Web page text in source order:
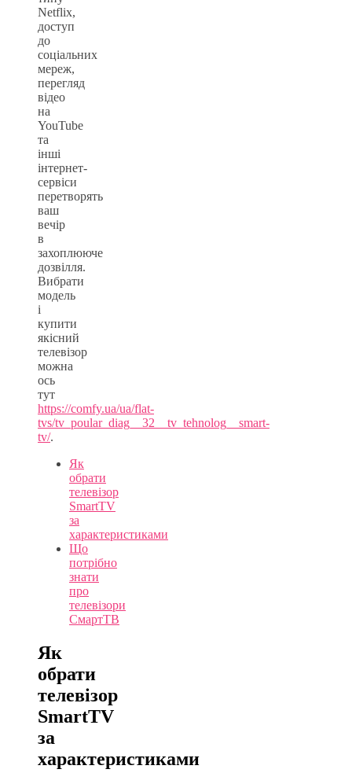
Netflix,
доступ
до
соціальних
мереж,
перегляд
відео
на
YouTube
та
інші
інтернет-
сервіси
перетворять
ваш
вечір
в
захоплююче
дозвілля.
Вибрати
модель
і
купити
якісний
телевізор
можна
ось
тут
https://comfy.ua/ua/flat-
tvs/tv_poular_diag__32__tv_tehnolog__smart-
tv/.
Як
обрати
телевізор
SmartTV
за
характеристиками
Що
потрібно
знати
про
телевізори
СмартТВ
Як
обрати
телевізор
SmartTV
за
характеристиками